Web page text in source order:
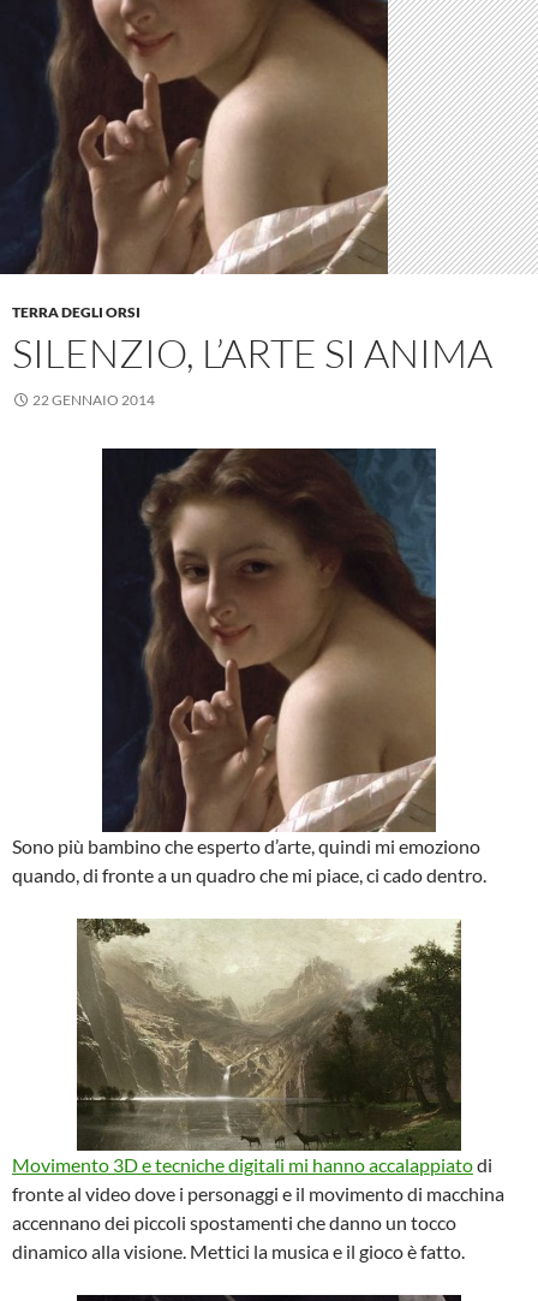
TERRA DEGLI ORSI
SILENZIO, L’ARTE SI ANIMA
22 GENNAIO 2014
Sono più bambino che esperto d’arte, quindi mi emoziono
quando, di fronte a un quadro che mi piace, ci cado dentro.
Movimento 3D e tecniche digitali mi hanno accalappiatodi
fronte al video dove i personaggi e il movimento di macchina
accennano dei piccoli spostamenti che danno un tocco
dinamico alla visione. Mettici la musica e il gioco è fatto.